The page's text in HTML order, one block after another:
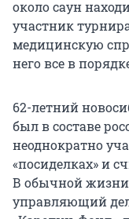
около саун
участник
медицинскую
него все в
62-летний
был в составе
неоднократно
«посиделках» и
В обычной
управляющий